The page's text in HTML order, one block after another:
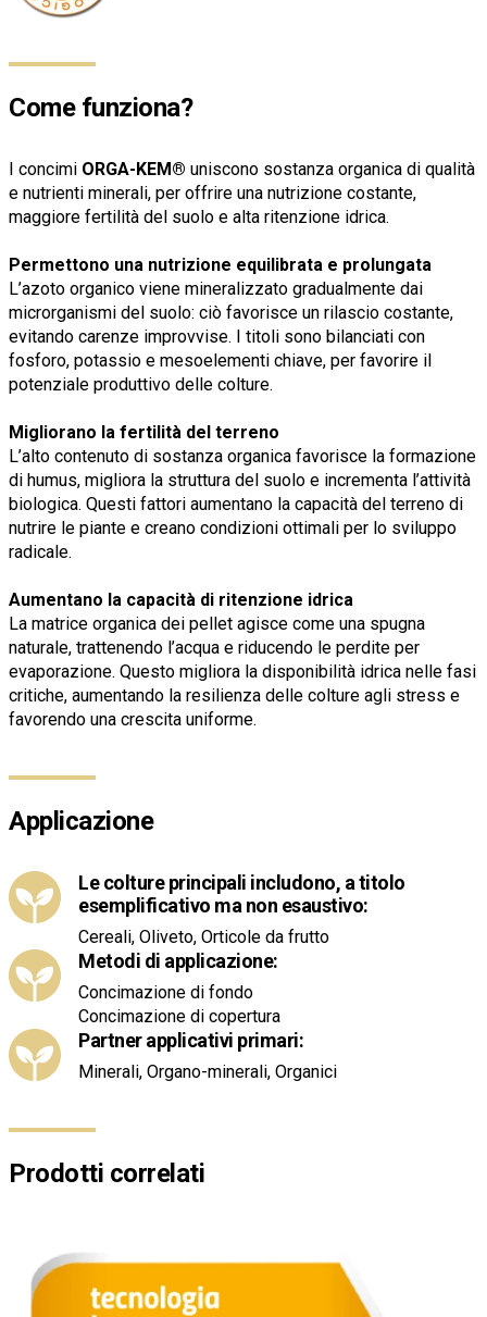
Come funziona?
I concimi ORGA-KEM® uniscono sostanza organica di qualità
e nutrienti minerali, per offrire una nutrizione costante,
maggiore fertilità del suolo e alta ritenzione idrica.
Permettono una nutrizione equilibrata e prolungata
L’azoto organico viene mineralizzato gradualmente dai
microrganismi del suolo: ciò favorisce un rilascio costante,
evitando carenze improvvise. I titoli sono bilanciati con
fosforo, potassio e mesoelementi chiave, per favorire il
potenziale produttivo delle colture.
Migliorano la fertilità del terreno
L’alto contenuto di sostanza organica favorisce la formazione
di humus, migliora la struttura del suolo e incrementa l’attività
biologica. Questi fattori aumentano la capacità del terreno di
nutrire le piante e creano condizioni ottimali per lo sviluppo
radicale.
Aumentano la capacità di ritenzione idrica
La matrice organica dei pellet agisce come una spugna
naturale, trattenendo l’acqua e riducendo le perdite per
evaporazione. Questo migliora la disponibilità idrica nelle fasi
critiche, aumentando la resilienza delle colture agli stress e
favorendo una crescita uniforme.
Applicazione
Le colture principali includono, a titolo
esemplificativo ma non esaustivo:
Cereali, Oliveto, Orticole da frutto
Metodi di applicazione:
Concimazione di fondo
Concimazione di copertura
Partner applicativi primari:
Minerali, Organo-minerali, Organici
Prodotti correlati